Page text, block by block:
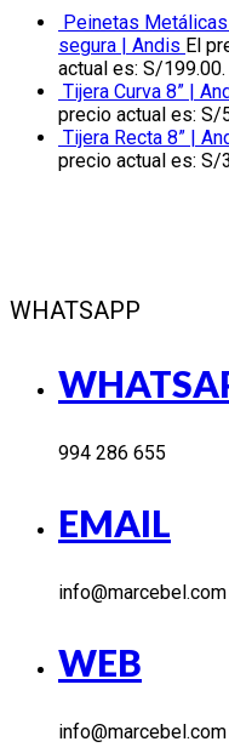
Peinetas
segura | Andis El
actual es: S/199.00.
Tijera Curva 8” |
precio actual es: S/
Tijera Recta 8” |
precio actual es: S/
WHATSAPP
994 286 655
EMAIL
info@marcebel.com
WEB
info@marcebel.com